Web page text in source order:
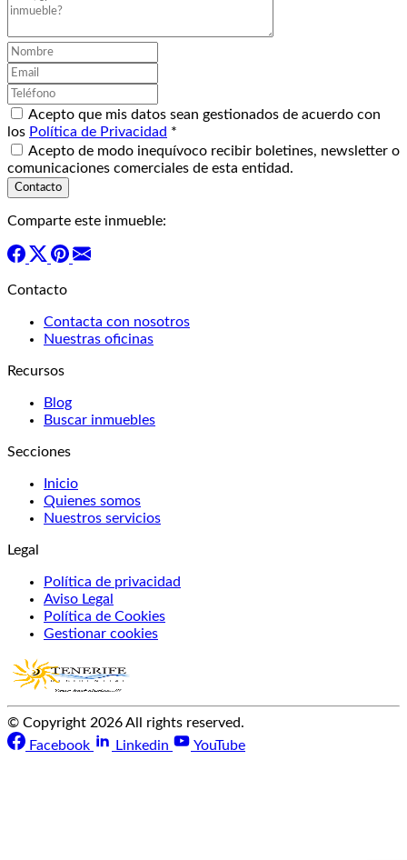
Acepto que mis datos sean gestionados de acuerdo con
los Política de Privacidad *
Acepto de modo inequívoco recibir boletines, newsletter o
comunicaciones comerciales de esta entidad.
Comparte este inmueble:
Contacto
Contacta con nosotros
Nuestras oficinas
Recursos
Blog
Buscar inmuebles
Secciones
Inicio
Quienes somos
Nuestros servicios
Legal
Política de privacidad
Aviso Legal
Política de Cookies
Gestionar cookies
© Copyright 2026 All rights reserved.
Facebook
Linkedin YouTube